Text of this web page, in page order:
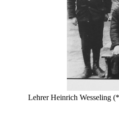
Lehrer Heinrich Wesseling